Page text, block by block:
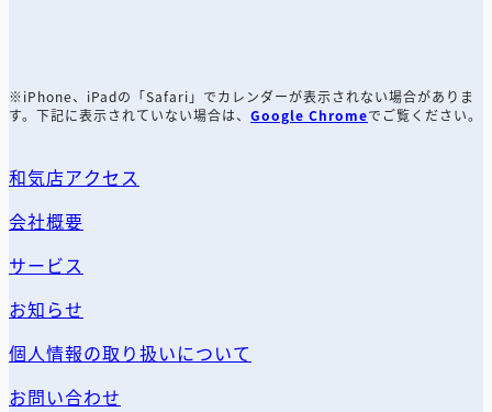
※iPhone、iPadの 「Safari」でカレンダーが表示されない場合がありま
す。下記に表示されていない場合は、 Google Chromeでご覧ください。
和気店アクセス
会社概要
サービス
お知らせ
個人情報の取り扱いについて
お問い合わせ